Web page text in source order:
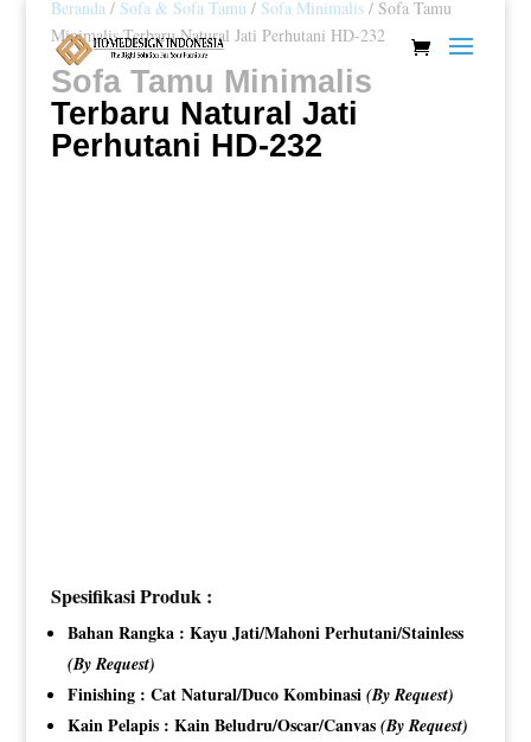
Beranda/ Sofa & Sofa Tamu / Sofa Minimalis/ Sofa Tamu
Minimalis Terbaru Natural Jati Perhutani HD-232
Sofa Tamu Minimalis
Terbaru Natural Jati
Perhutani HD-232
Spesifikasi Produk :
Bahan Rangka : Kayu Jati/Mahoni Perhutani/Stainless
(By Request)
Finishing : Cat Natural/Duco Kombinasi (By Request)
Kain Pelapis : Kain Beludru/Oscar/Canvas (By Request)